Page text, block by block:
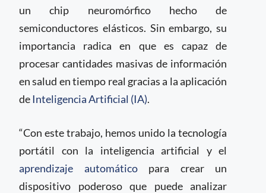
un chip neuromórfico hecho de
semiconductores elásticos. Sin embargo, su
importancia radica en que es capaz de
procesar cantidades masivas de información
en salud en tiempo real gracias a la aplicación
deInteligencia Artificial (IA).
“Con este trabajo, hemos unido la tecnología
portátil con la inteligencia artificial y el
aprendizaje automáticopara crear un
dispositivo poderoso que puede analizar